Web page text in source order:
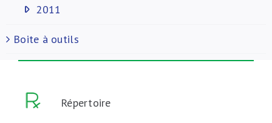
2011
Boite à outils
Répertoire